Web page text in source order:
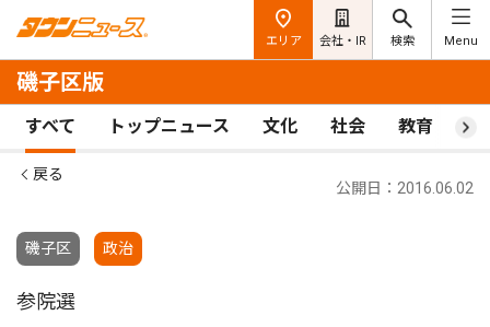
エリア 会社・IR 検索 Menu
磯子区版
すべて トップニュース 文化 社会 教育 ス
戻る
磯子区 政治
公開日：2016.06.02
参院選